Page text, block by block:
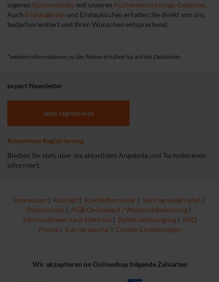
eigenen Küchenstudio mit unseren Kücheneinrichtungs-Experten.
Auch Einbaugeräte und Einbauküchen erhalten Sie direkt von uns,
bedarfsorientiert und Ihren Wünschen entsprechend.
*weitere Informationen zu der Aktion erhalten Sie auf der Detailseite
expert Newsletter
Jetzt registrieren
Kostenlose Registrierung
Bleiben Sie stets über die aktuellsten Angebote und Techniktrends
informiert.
Impressum | Kontakt | Kontaktformular | Vertrag widerrufen |
Datenschutz | AGB Onlinekauf / Widerrufsbelehrung |
Informationen nach ElektroG| Batterieentsorgung| FAQ
Presse| Karriereportal | Cookie-Einstellungen
Wir akzeptieren im Onlineshop folgende Zahlarten